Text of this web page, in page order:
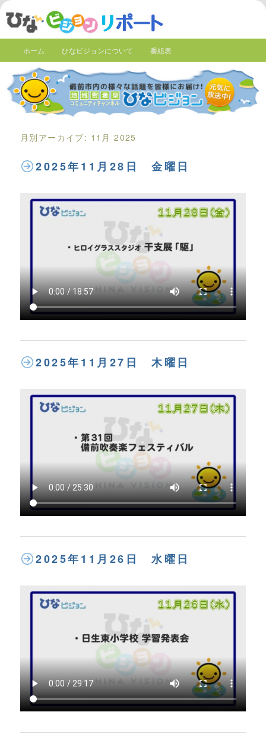
ホーム ひなビジョンについて 番組表
月別アーカイブ: 11月 2025
2025年11月28日 金曜日
2025年11月27日 木曜日
2025年11月26日 水曜日